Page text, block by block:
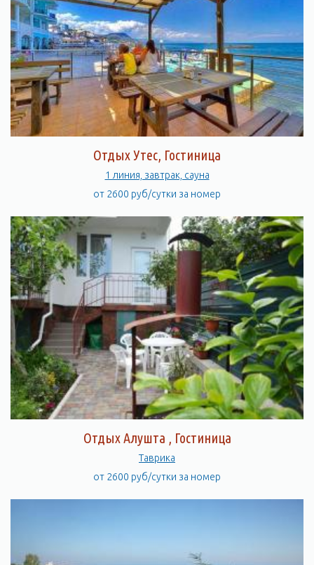
Отдых Утес, Гостиница
1 линия, завтрак, сауна
от 2600 руб/сутки за номер
Отдых Алушта , Гостиница
Таврика
от 2600 руб/сутки за номер